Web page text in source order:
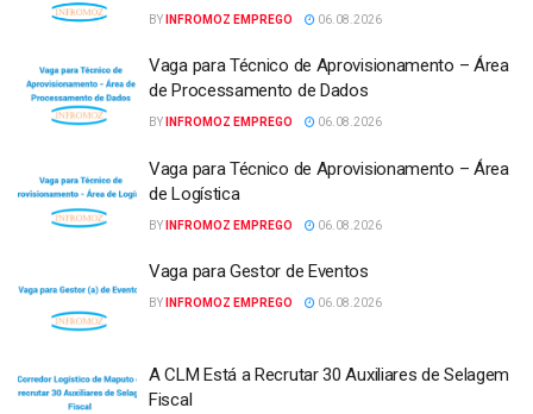
BY INFROMOZ EMPREGO 06.08.2026
Vaga para Técnico de Aprovisionamento – Área
de Processamento de Dados
BY INFROMOZ EMPREGO 06.08.2026
Vaga para Técnico de Aprovisionamento – Área
de Logística
BY INFROMOZ EMPREGO 06.08.2026
Vaga para Gestor de Eventos
BY INFROMOZ EMPREGO 06.08.2026
A CLM Está a Recrutar 30 Auxiliares de Selagem
Fiscal